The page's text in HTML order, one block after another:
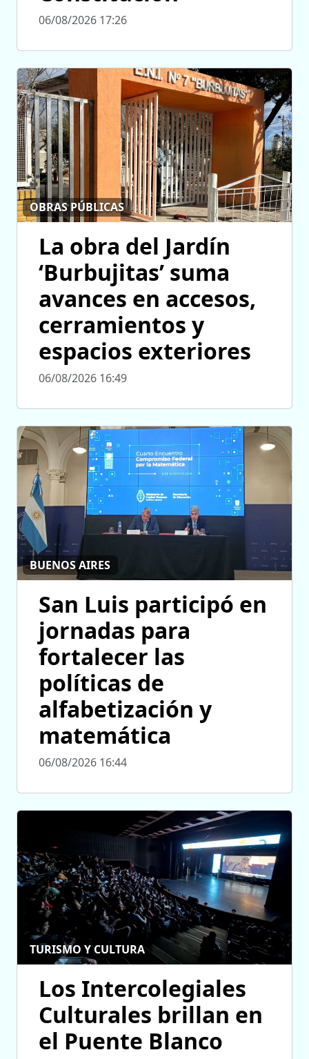
06/08/2026 17:26
OBRAS PÚBLICAS
La obra del Jardín
‘Burbujitas’ suma
avances en accesos,
cerramientos y
espacios exteriores
06/08/2026 16:49
BUENOS AIRES
San Luis participó en
jornadas para
fortalecer las
políticas de
alfabetización y
matemática
06/08/2026 16:44
TURISMO Y CULTURA
Los Intercolegiales
Culturales brillan en
el Puente Blanco